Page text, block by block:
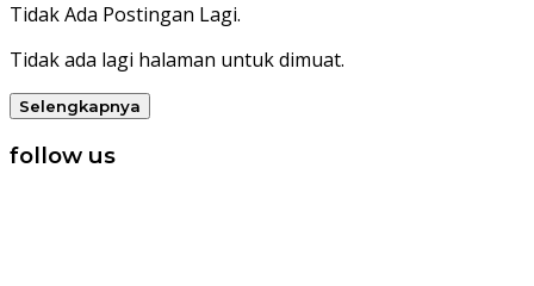
Tidak Ada Postingan Lagi.
Tidak ada lagi halaman untuk dimuat.
Selengkapnya
follow us